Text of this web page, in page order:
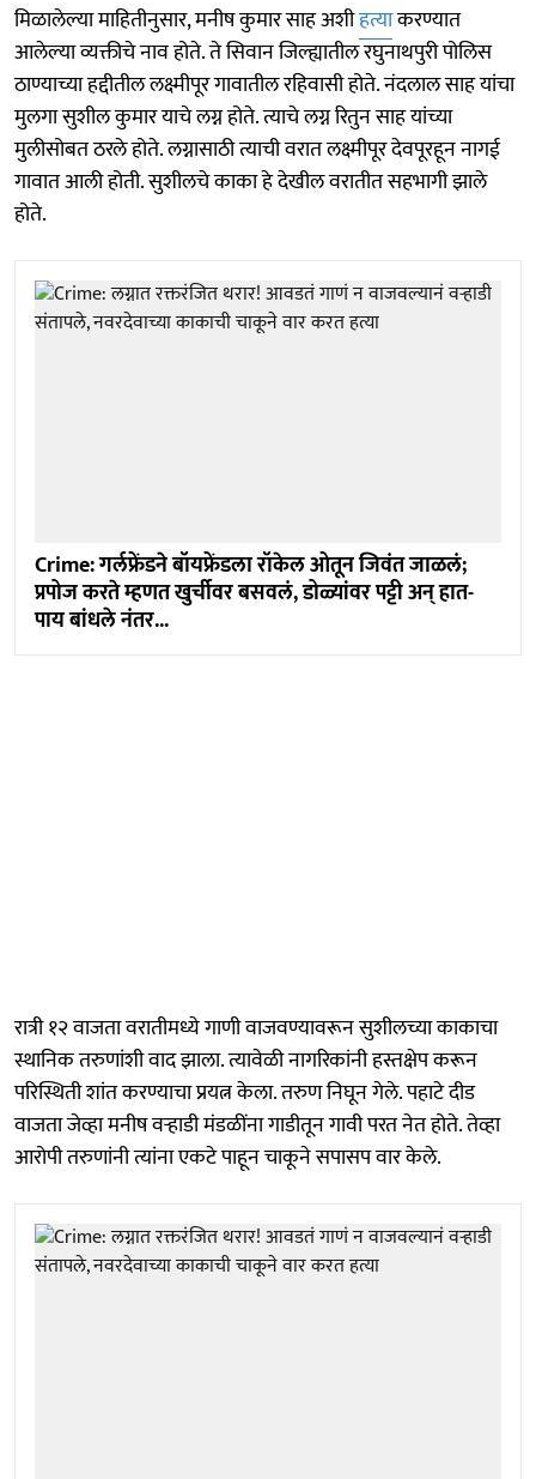
मिळालेल्या माहितीनुसार, मनीष कुमार साह अशीहत्याकरण्यात
आलेल्या व्यक्तीचे नाव होते. ते सिवान जिल्ह्यातील रघुनाथपुरी पोलिस
ठाण्याच्या हद्दीतील लक्ष्मीपूर गावातील रहिवासी होते. नंदलाल साह यांचा
मुलगा सुशील कुमार याचे लग्न होते. त्याचे लग्न रितुन साह यांच्या
मुलीसोबत ठरले होते. लग्नासाठी त्याची वरात लक्ष्मीपूर देवपूरहून नागई
गावात आली होती. सुशीलचे काका हे देखील वरातीत सहभागी झाले
होते.
Crime: गर्लफ्रेंडने बॉयफ्रेंडला रॉकेल ओतून जिवंत जाळलं;
प्रपोज करते म्हणत खुर्चीवर बसवलं, डोळ्यांवर पट्टी अन् हात-
पाय बांधले नंतर...
रात्री १२ वाजता वरातीमध्ये गाणी वाजवण्यावरून सुशीलच्या काकाचा
स्थानिक तरुणांशी वाद झाला. त्यावेळी नागरिकांनी हस्तक्षेप करून
परिस्थिती शांत करण्याचा प्रयत्न केला. तरुण निघून गेले. पहाटे दीड
वाजता जेव्हा मनीष वऱ्हाडी मंडळींना गाडीतून गावी परत नेत होते. तेव्हा
आरोपी तरुणांनी त्यांना एकटे पाहून चाकूने सपासप वार केले.